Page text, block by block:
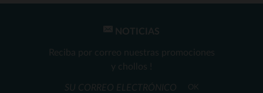
TALLAS DISPONIBLES
S
NOTICIAS
Reciba por correo nuestras promociones
y chollos !
OK